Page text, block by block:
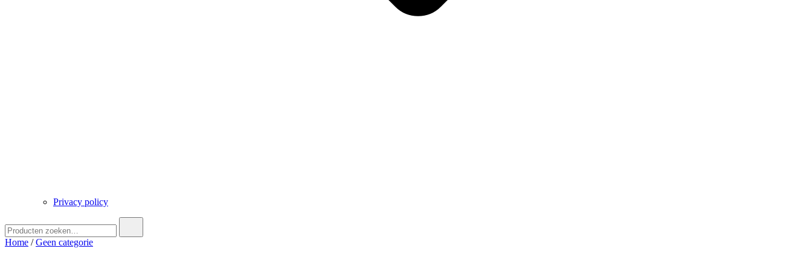
Privacy policy
naar:
Home /Geen categorie